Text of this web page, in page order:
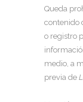
Queda
contenido
o registro
medio, a
previa de